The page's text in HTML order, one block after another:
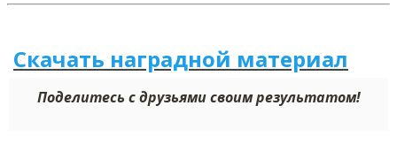
Скачать наградной материал
Поделитесь с друзьями своим результатом!